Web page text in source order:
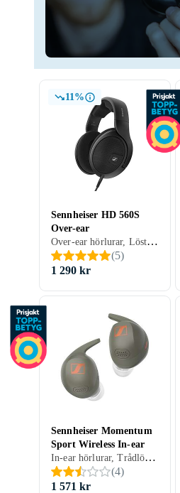
11%
Sennheiser HD 560S
Over-ear
Over-ear hörlurar, Löstagbar kabel, Svart, Blå
(5)
1 290 kr
Sennheiser Momentum
Sport Wireless In-ear
In-ear hörlurar, Trådlös, Aktiv brusreducering (ANC), Svart, Grå, Grön, Träning
(4)
1 571 kr